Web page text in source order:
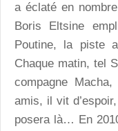
a éclaté en
Boris Eltsine
Poutine, la piste
Chaque matin, tel
compagne
amis, il vit
posera là… En